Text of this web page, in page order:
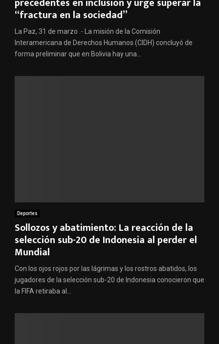
“fractura en la sociedad”
La Paz, 31 de marzo .- La misión de la Comisión
Interamericana de Derechos Humanos (CIDH) concluyó de
forma preliminar que en Bolivia hay una...
Deportes
Sollozos y abatimiento: La reacción de la
selección sub-20 de Indonesia al perder el
Mundial
Con los ojos rojos por las lágrimas y los rostros abatidos, los
jugadores de la selección sub-20 de Indonesia conocieron que
la FIFA retiraba al...